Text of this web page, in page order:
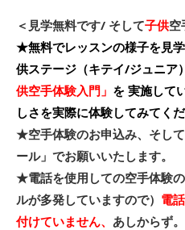
＜見学無料です/ そして子供空
★無料でレッスンの様子を見
供ステージ（キテイ/ジュニア
供空手体験入門」 を 実施して
しさを実際に体験してみてくだ
★空手体験のお申込み、そし
ール」でお願いいたします。
★電話を使用しての空手体験
ルが多発していますので） 電
付けていません、 あしからず